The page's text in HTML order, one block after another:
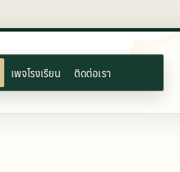
เพจโรงเรียน ติดต่อเรา